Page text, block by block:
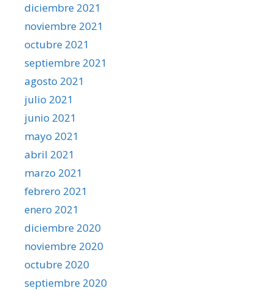
diciembre 2021
noviembre 2021
octubre 2021
septiembre 2021
agosto 2021
julio 2021
junio 2021
mayo 2021
abril 2021
marzo 2021
febrero 2021
enero 2021
diciembre 2020
noviembre 2020
octubre 2020
septiembre 2020